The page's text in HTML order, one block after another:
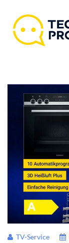
TV-Service